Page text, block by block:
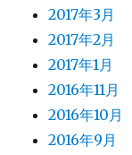
2017年3月
2017年2月
2017年1月
2016年11月
2016年10月
2016年9月